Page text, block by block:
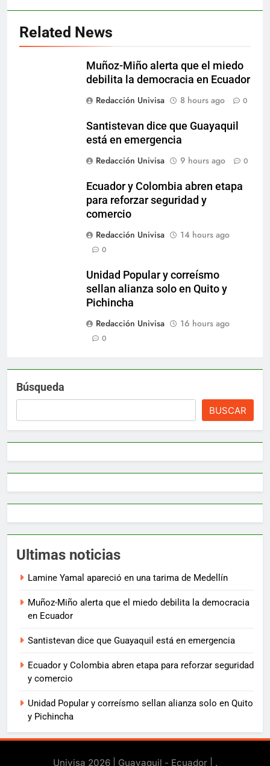
Related News
Muñoz-Miño alerta que el miedo
debilita la democracia en Ecuador
Redacción Univisa
8 hours ago 0
Santistevan dice que Guayaquil
está en emergencia
Redacción Univisa
9 hours ago 0
Ecuador y Colombia abren etapa
para reforzar seguridad y
comercio
Redacción Univisa
14 hours ago
0
Unidad Popular y correísmo
sellan alianza solo en Quito y
Pichincha
Redacción Univisa
16 hours ago
0
Búsqueda
BUSCAR
Ultimas noticias
Lamine Yamal apareció en una tarima de Medellín
Muñoz-Miño alerta que el miedo debilita la democracia
en Ecuador
Santistevan dice que Guayaquil está en emergencia
Ecuador y Colombia abren etapa para reforzar seguridad
y comercio
Unidad Popular y correísmo sellan alianza solo en Quito
y Pichincha
Univisa 2026 | Guayaquil - Ecuador | .